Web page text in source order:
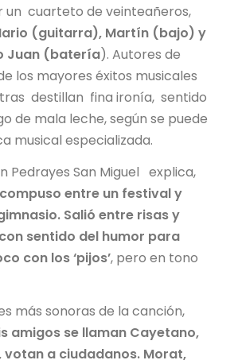
un cuarteto de veinteañeros,
(guitarra), Martín (bajo) y
Juan (batería). Autores de
los mayores éxitos musicales
destillan fina ironía, sentido
de mala leche, según se puede
musical especializada.
Pedrayes San Miguel explica,
entre un festival y
Salió entre risas y
sentido del humor para
con los ‘pijos’, pero en tono
más sonoras de la canción,
amigos se llaman Cayetano,
votan a ciudadanos. Morat,